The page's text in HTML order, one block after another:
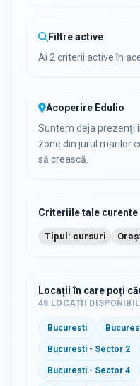
Filtre active
Ai 2 criterii active în
Acoperire Edulio
Suntem deja prezenți
zone din jurul marilor
să crească.
Criteriile tale curente
Tipul: cursuri
Locații în care poți
48 LOCAȚII
Bucuresti
Bucuresti - Sector 2
Bucuresti - Sector 4